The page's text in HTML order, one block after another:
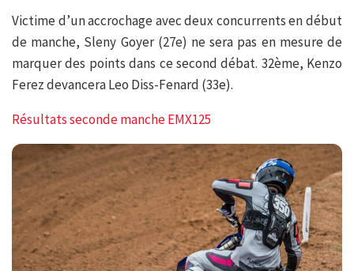
Victime d’un accrochage avec deux concurrents en début
de manche, Sleny Goyer (27e) ne sera pas en mesure de
marquer des points dans ce second débat. 32ème, Kenzo
Ferez devancera Leo Diss-Fenard (33e).
Résultats seconde manche EMX125